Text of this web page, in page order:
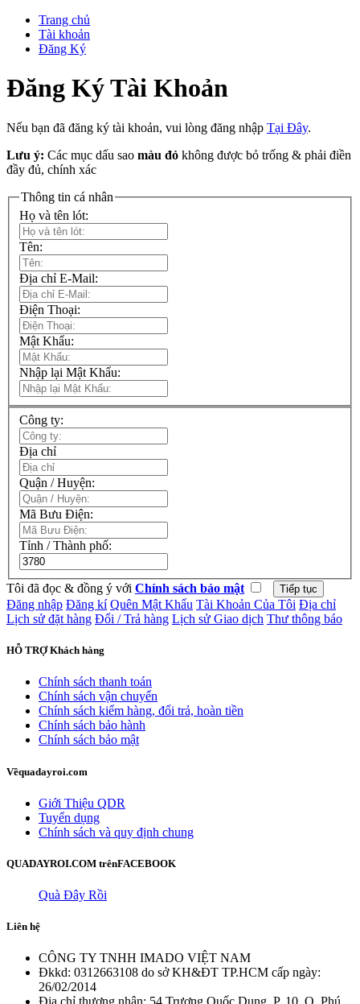
Trang chủ
Tài khoản
Đăng Ký
Đăng Ký Tài Khoản
Nếu bạn đã đăng ký tài khoản, vui lòng đăng nhập Tại Đây.
Lưu ý: Các mục dấu sao màu đỏ không được bỏ trống & phải điền
đầy đủ, chính xác
Thông tin cá nhân
Họ và tên lót:
Tên:
Địa chỉ E-Mail:
Điện Thoại:
Mật Khẩu:
Nhập lại Mật Khẩu:
Công ty:
Địa chỉ
Quận / Huyện:
Mã Bưu Điện:
Tỉnh / Thành phố:
Tôi đã đọc & đồng ý với Chính sách bảo mật
Đăng nhập Đăng kí Quên Mật Khẩu Tài Khoản Của Tôi Địa chỉ
Lịch sử đặt hàng Đổi / Trả hàng Lịch sử Giao dịch Thư thông báo
HỖ TRỢKhách hàng
Chính sách thanh toán
Chính sách vận chuyển
Chính sách kiểm hàng, đổi trả, hoàn tiền
Chính sách bảo hành
Chính sách bảo mật
Vềquadayroi.com
Giới Thiệu QDR
Tuyển dụng
Chính sách và quy định chung
QUADAYROI.COM trênFACEBOOK
Quà Đây Rồi
Liên hệ
CÔNG TY TNHH IMADO VIỆT NAM
Đkkd: 0312663108 do sở KH&ĐT TP.HCM cấp ngày:
26/02/2014